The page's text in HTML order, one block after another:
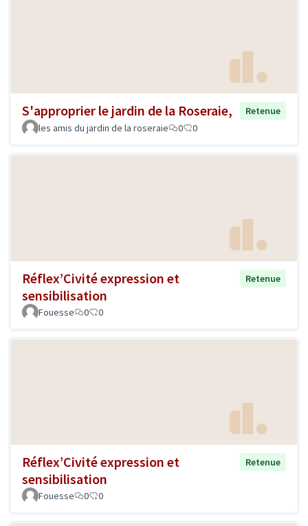
S'approprier le jardin de la Roseraie,
Retenue
les amis du jardin de la roseraie
0 0
Réflex’Civité expression et
sensibilisation
Retenue
Fouesse 0 0
Réflex’Civité expression et
sensibilisation
Retenue
Fouesse 0 0